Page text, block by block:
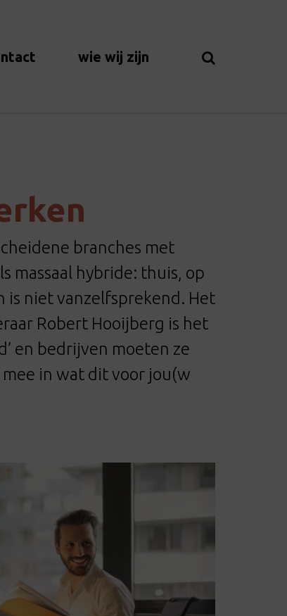
wie wij zijn
branches met
massaal hybride: thuis, op
is niet vanzelfsprekend. Het
Robert Hooijberg is het
en bedrijven moeten ze
in wat dit voor jou(w